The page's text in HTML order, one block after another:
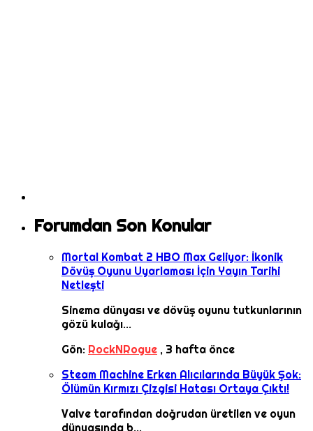
Forumdan Son Konular
Mortal Kombat 2 HBO Max Geliyor: İkonik
Dövüş Oyunu Uyarlaması İçin Yayın Tarihi
Netleşti
Sinema dünyası ve dövüş oyunu tutkunlarının
gözü kulağı...
Gön: RockNRogue , 3 hafta önce
Steam Machine Erken Alıcılarında Büyük Şok:
Ölümün Kırmızı Çizgisi Hatası Ortaya Çıktı!
Valve tarafından doğrudan üretilen ve oyun
dünyasında b...